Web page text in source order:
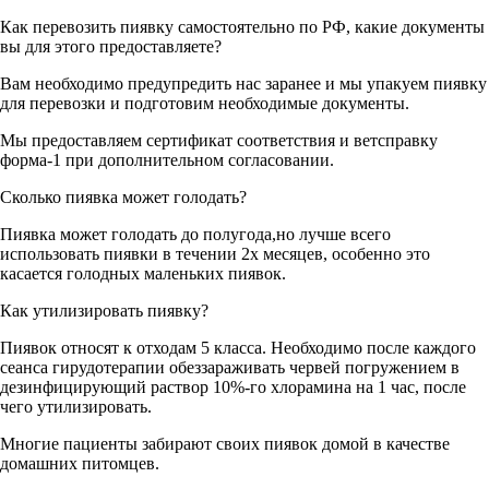
Как перевозить пиявку самостоятельно по РФ, какие документы
вы для этого предоставляете?
Вам необходимо предупредить нас заранее и мы упакуем пиявку
для перевозки и подготовим необходимые документы.
Мы предоставляем сертификат соответствия и ветсправку
форма-1 при дополнительном согласовании.
Сколько пиявка может голодать?
Пиявка может голодать до полугода,но лучше всего
использовать пиявки в течении 2х месяцев, особенно это
касается голодных маленьких пиявок.
Как утилизировать пиявку?
Пиявок относят к отходам 5 класса. Необходимо после каждого
сеанса гирудотерапии обеззараживать червей погружением в
дезинфицирующий раствор 10%-го хлорамина на 1 час, после
чего утилизировать.
Многие пациенты забирают своих пиявок домой в качестве
домашних питомцев.